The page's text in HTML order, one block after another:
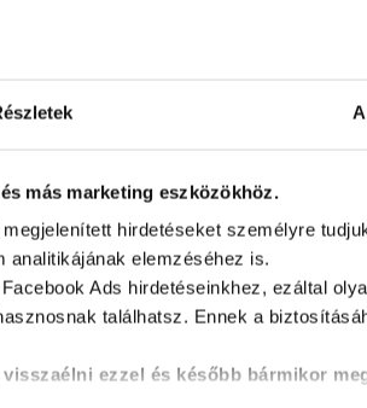
más marketing eszközökhöz.
hirdetéseket személyre
elemzéséhez is.
Ads hirdetéseinkhez, ezáltal
találhatsz. Ennek a
ezzel és később bármikor
0,5 kg
IPX7
GPS